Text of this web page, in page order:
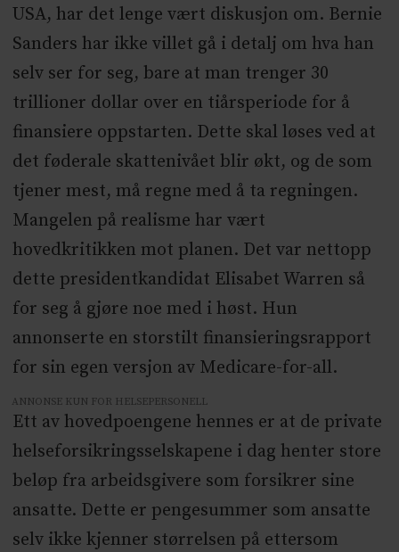
nevrokirurg og ansatt ved Avdeling for
helseledelse og helseøkonomi ved UiO –
samt Forsknings- og formidlingsenheten
for muskelskjelletthelse (FORMI) ved
Oslo universitetssykehus.Han har vært
leder for Yngre legers forening og
visepresident i Legeforeningen.
USA, har det lenge vært diskusjon om. Bernie
Sanders har ikke villet gå i detalj om hva han
selv ser for seg, bare at man trenger 30
trillioner dollar over en tiårsperiode for å
finansiere oppstarten. Dette skal løses ved at
det føderale skattenivået blir økt, og de som
tjener mest, må regne med å ta regningen.
Mangelen på realisme har vært
hovedkritikken mot planen. Det var nettopp
dette presidentkandidat Elisabet Warren så
for seg å gjøre noe med i høst. Hun
annonserte en storstilt finansieringsrapport
for sin egen versjon av Medicare-for-all.
ANNONSE KUN FOR HELSEPERSONELL
Ett av hovedpoengene hennes er at de private
helseforsikringsselskapene i dag henter store
beløp fra arbeidsgivere som forsikrer sine
ansatte. Dette er pengesummer som ansatte
selv ikke kjenner størrelsen på ettersom